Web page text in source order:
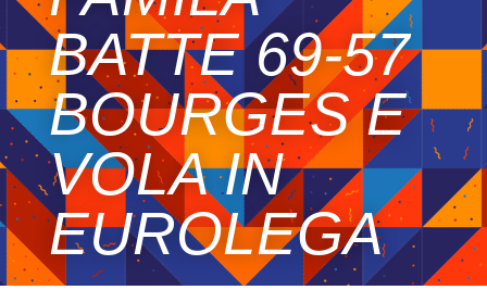
BATTE 69-57
BOURGES E
VOLA IN
EUROLEGA